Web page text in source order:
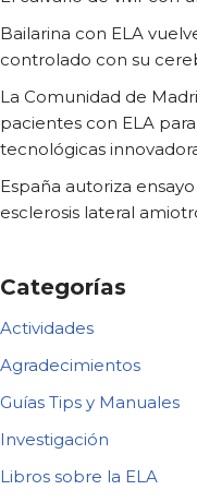
Bailarina con ELA
controlado con su
La Comunidad de
pacientes con ELA
tecnológicas
España autoriza
esclerosis lateral
Categorías
Actividades
Agradecimientos
Guías Tips y Manuales
Investigación
Libros sobre la ELA